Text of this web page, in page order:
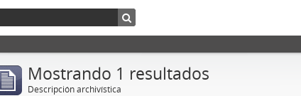
Mostrando 1 resultados
Descripción archivística